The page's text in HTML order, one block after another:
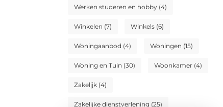
Werken studeren en hobby (4)
Winkelen (7) Winkels (6)
Woningaanbod (4) Woningen (15)
Woning en Tuin (30) Woonkamer (4)
Zakelijk (4)
Zakelijke dienstverlening (25)